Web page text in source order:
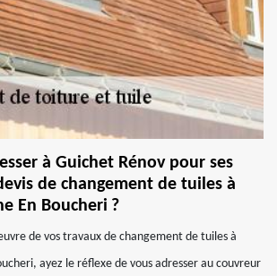
à Guichet Rénov pour ses
de changement de tuiles à
En Boucheri ?
de vos travaux de changement de tuiles à
ayez le réflexe de vous adresser au couvreur